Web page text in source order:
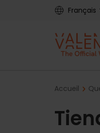
Français
Accueil